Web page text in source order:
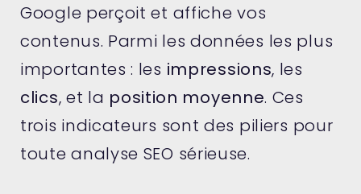
Google perçoit et affiche vos
contenus. Parmi les données les plus
importantes : les impressions, les
clics, et la position moyenne. Ces
trois indicateurs sont des piliers pour
toute analyse SEO sérieuse.